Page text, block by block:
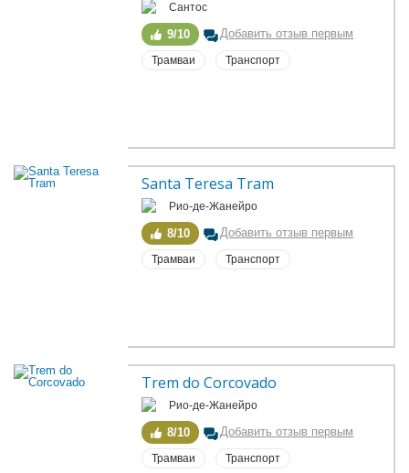
Сантос
9/10 Добавить отзыв первым
Трамваи Транспорт
Santa Teresa Tram
Рио-де-Жанейро
8/10 Добавить отзыв первым
Трамваи Транспорт
Trem do Corcovado
Рио-де-Жанейро
8/10 Добавить отзыв первым
Трамваи Транспорт